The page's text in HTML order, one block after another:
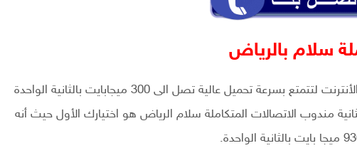
سلام بالرياض
ان كنت تبغى عميلنا الفاضل الاشتراك في باقة الأنترنت لتتمتع بسرعة تحميل عالية تصل الى 300 ميجابايت بالثانية الواحدة
من 150 ميجابايت في الثانية مندوب الاتصالات المتكاملة سلام الرياض هو اختيارك الأول حيث أنه